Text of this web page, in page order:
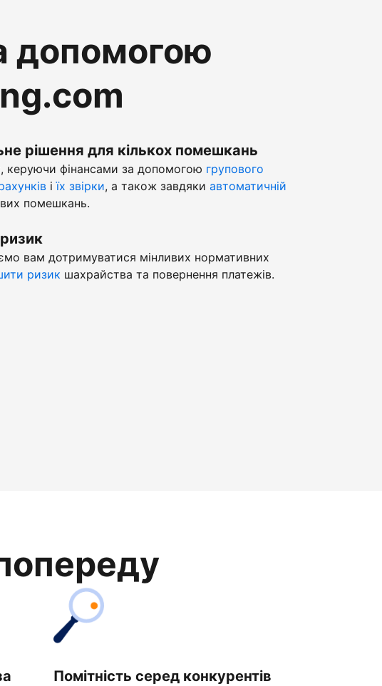
допомогою
рішення для кількох помешкань
керуючи фінансами за допомогою групового
іїх звірки, а також завдяки автоматичній
помешкань.
вам дотримуватися мінливих нормативних
ризик шахрайства та повернення платежів.
Помітність серед конкурентів